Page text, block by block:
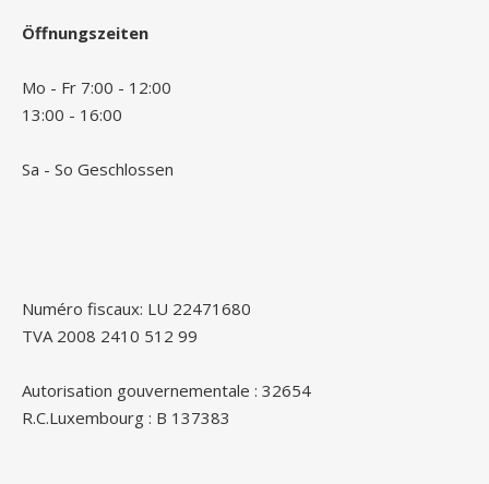
Öffnungszeiten
Mo - Fr 7:00 - 12:00
13:00 - 16:00
Sa - So Geschlossen
Numéro fiscaux: LU 22471680
TVA 2008 2410 512 99
Autorisation gouvernementale : 32654
R.C.Luxembourg : B 137383